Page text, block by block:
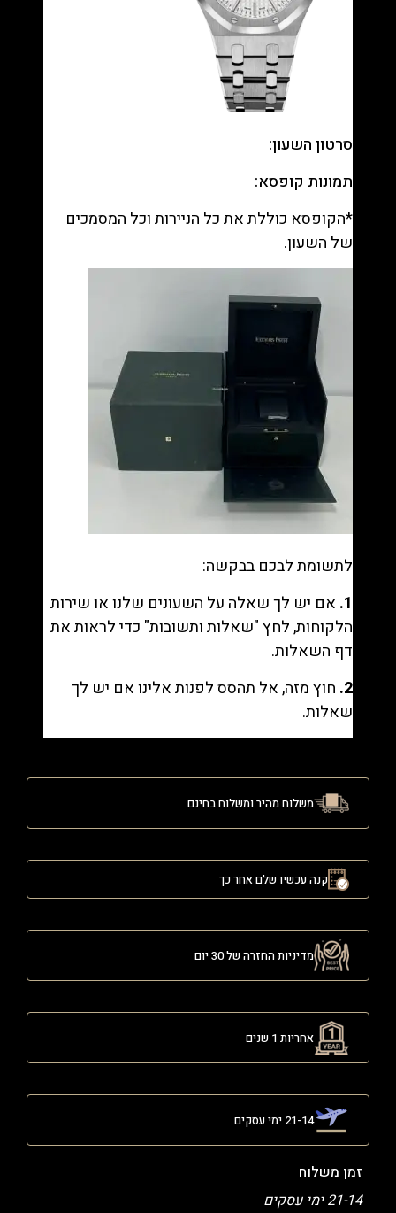
סרטון השעון:
תמונות קופסא:
*הקופסא כוללת את כל הניירות וכל המסמכים
של השעון.
לתשומת לבכם בבקשה:
1. אם יש לך שאלה על השעונים שלנו או שירות
הלקוחות, לחץ "שאלות ותשובות" כדי לראות את
דף השאלות.
2. חוץ מזה, אל תהסס לפנות אלינו אם יש לך
שאלות.
משלוח מהיר ומשלוח בחינם
קנה עכשיו שלם אחר כך
מדיניות החזרה של 30 יום
אחריות 1 שנים
21-14 ימי עסקים
זמן משלוח
21-14 ימי עסקים